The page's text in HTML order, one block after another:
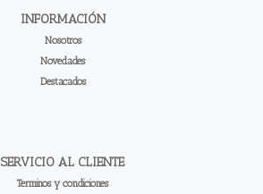
INFORMACIÓN
Nosotros
Novedades
Destacados
SERVICIO AL CLIENTE
Terminos y condiciones